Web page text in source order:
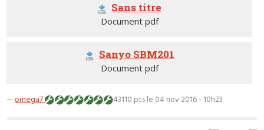
Sans titre
Document pdf
Sanyo SBM201
Document pdf
—omega7 43110 ptsle 04 nov 2016 - 10h23